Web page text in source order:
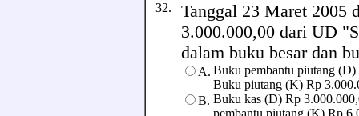
32. Tanggal 23 Maret 2005
3.000.000,00 dari UD
dalam buku besar dan
A. Buku pembantu piutang
Buku piutang (K) Rp
B. Buku kas (D) Rp
pembantu piutang (K) Rp